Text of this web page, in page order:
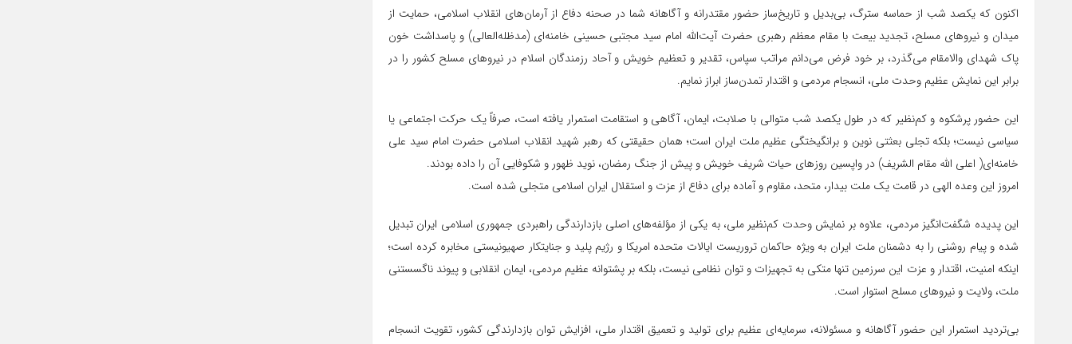
اکنون که یکصد شب از حماسه سترگ، بی‌بدیل و تاریخ‌ساز حضور مقتدرانه و آگاهانه شما در صحنه دفاع از آرمان‌های انقلاب اسلامی، حمایت از
میدان و نیروهای مسلح، تجدید بیعت با مقام معظم رهبری حضرت آیت‌الله امام سید مجتبی حسینی خامنه‌ای (مدظله‌العالی) و پاسداشت خون
پاک شهدای والامقام می‌گذرد، بر خود فرض می‌دانم مراتب سپاس، تقدیر و تعظیم خویش و آحاد رزمندگان اسلام در نیروهای مسلح کشور را در
برابر این نمایش عظیم وحدت ملی، انسجام مردمی و اقتدار تمدن‌ساز ابراز نمایم.
این حضور پرشکوه و کم‌نظیر که در طول یکصد شب متوالی با صلابت، ایمان، آگاهی و استقامت استمرار یافته است، صرفاً یک حرکت اجتماعی یا
سیاسی نیست؛ بلکه تجلی بعثتی نوین و برانگیختگی عظیم ملت ایران است؛ همان حقیقتی که رهبر شهید انقلاب اسلامی حضرت امام سید علی
خامنه‌ای( اعلی الله مقام الشریف) در واپسین روزهای حیات شریف خویش و پیش از جنگ رمضان، نوید ظهور و شکوفایی آن را داده بودند.
امروز این وعده الهی در قامت یک ملت بیدار، متحد، مقاوم و آماده برای دفاع از عزت و استقلال ایران اسلامی متجلی شده است.
این پدیده شگفت‌انگیز مردمی، علاوه بر نمایش وحدت کم‌نظیر ملی، به یکی از مؤلفه‌های اصلی بازدارندگی راهبردی جمهوری اسلامی ایران تبدیل
شده و پیام روشنی را به دشمنان ملت ایران به ویژه حاکمان تروریست ایالات متحده امریکا و رژیم پلید و جنایتکار صهیونیستی مخابره کرده است؛
اینکه امنیت، اقتدار و عزت این سرزمین تنها متکی به تجهیزات و توان نظامی نیست، بلکه بر پشتوانه عظیم مردمی، ایمان انقلابی و پیوند ناگسستنی
ملت، ولایت و نیروهای مسلح استوار است.
بی‌تردید استمرار این حضور آگاهانه و مسئولانه، سرمایه‌ای عظیم برای تولید و تعمیق اقتدار ملی، افزایش توان بازدارندگی کشور، تقویت انسجام